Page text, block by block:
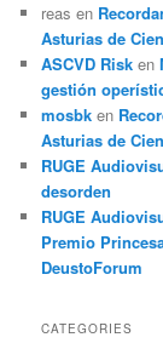
reas en
Asturias de
ASCVD Risk en
gestión
mosbk en
Asturias de
RUGE
desorden
RUGE
Premio
DeustoForum
CATEGORIES